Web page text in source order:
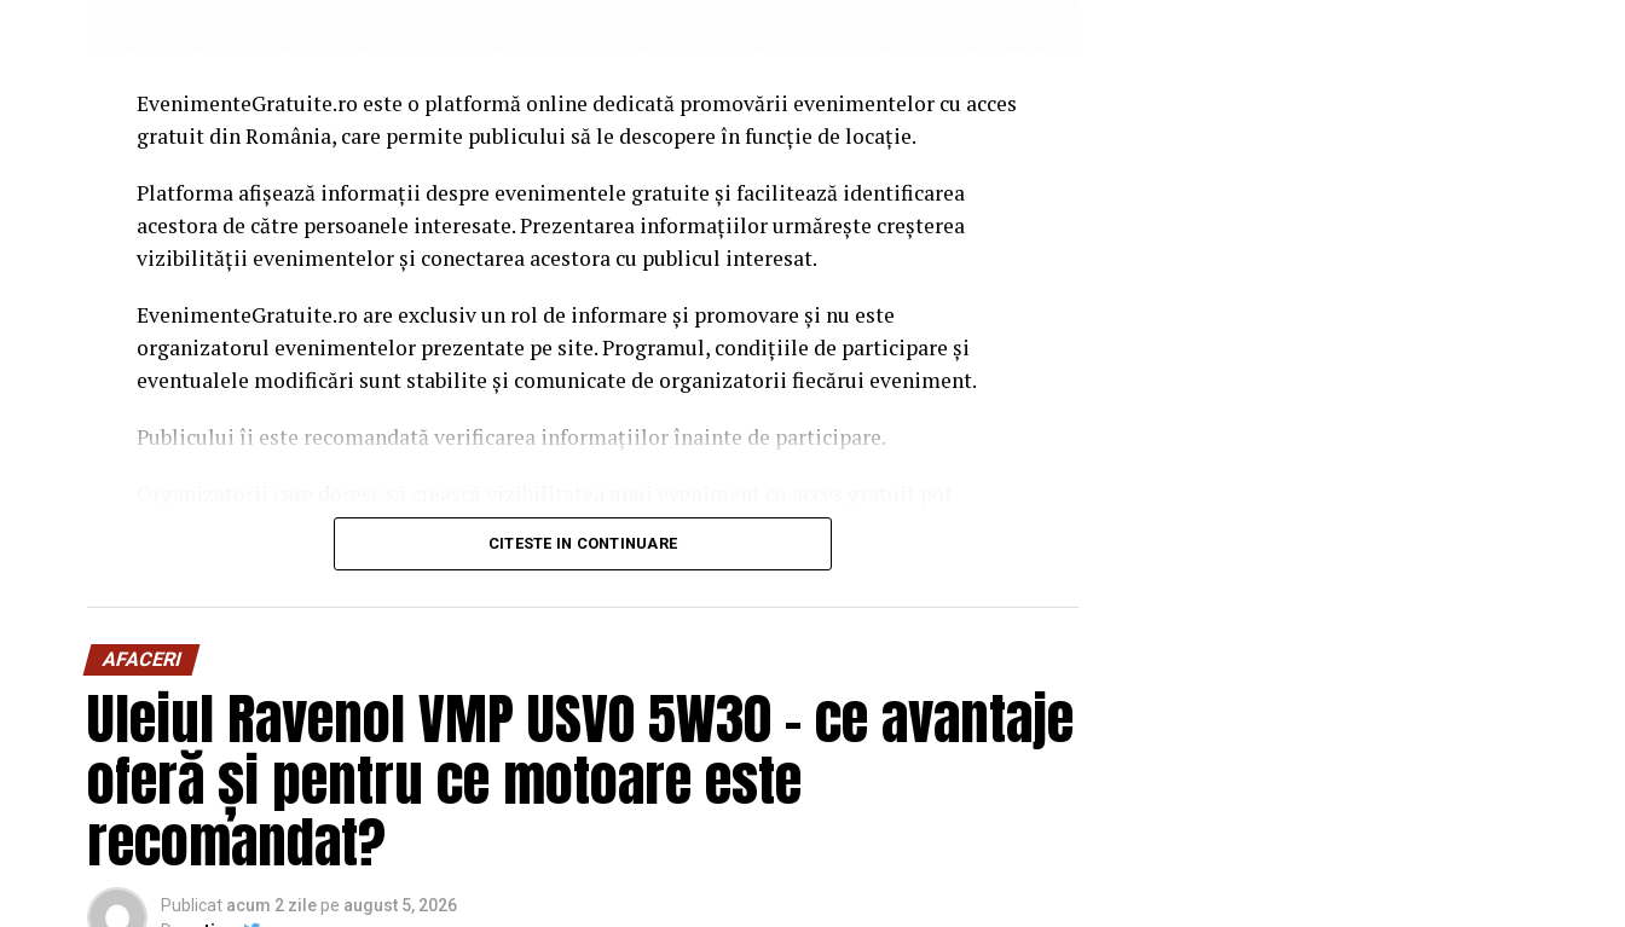
EvenimenteGratuite.ro este o platformă online dedicată promovării evenimentelor cu acces
gratuit din România, care permite publicului să le descopere în funcție de locație.
Platforma afișează informații despre evenimentele gratuite și facilitează identificarea
acestora de către persoanele interesate. Prezentarea informațiilor urmărește creșterea
vizibilității evenimentelor și conectarea acestora cu publicul interesat.
EvenimenteGratuite.ro are exclusiv un rol de informare și promovare și nu este
organizatorul evenimentelor prezentate pe site. Programul, condițiile de participare și
eventualele modificări sunt stabilite și comunicate de organizatorii fiecărui eveniment.
Publicului îi este recomandată verificarea informațiilor înainte de participare.
solicita o ofertă de promovare din partea echipei EvenimenteGratuite.ro. Adresa de contact
CITESTE IN CONTINUARE
AFACERI
Uleiul Ravenol VMP USVO 5W30 – ce avantaje
oferă și pentru ce motoare este
recomandat?
Publicat acum 2 zile pe august 5, 2026